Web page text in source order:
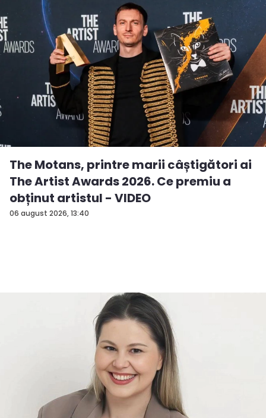
06 august 2026, 13:40
The Motans, printre marii câștigători ai
The Artist Awards 2026. Ce premiu a
obținut artistul - VIDEO